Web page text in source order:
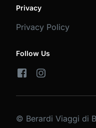
Privacy
Privacy Policy
Follow Us
© Berardi Viaggi di